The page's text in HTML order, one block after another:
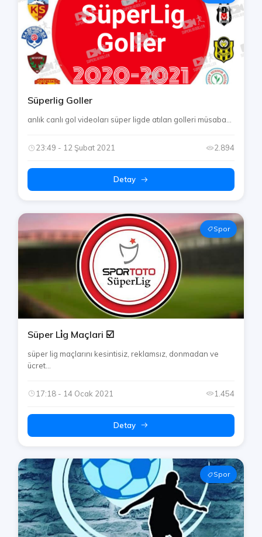
Süperlig Goller
anlık canlı gol videoları süper ligde atılan golleri müsaba...
23:49 - 12 Şubat 2021 2.894
Detay
Spor
Süper Li̇g Maçlari ☑️
süper lig maçlarını kesintisiz, reklamsız, donmadan ve
ücret...
17:18 - 14 Ocak 2021 1.454
Detay
Spor